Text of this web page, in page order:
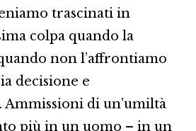
trascinati in
colpa quando la
non l’affrontiamo
decisione e
Ammissioni di un’umiltà
più in un uomo – in un